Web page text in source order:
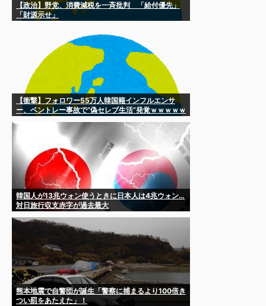
【政治】野党、消費減税を一斉批判 「給付優先」
「財源示せ」
【衝撃】フォロワー55万人韓国籍インフルエンサ
ー、ベントレー事故で“偽セレブ生活”発覚ｗｗｗｗｗ
韓国人が13兆ウォン使うときに日本人は4兆ウォン…
対日旅行収支赤字が過去最大
熊本地震で自警団が誕生「警察に捕まるより100倍き
つい罰をあたえた」！